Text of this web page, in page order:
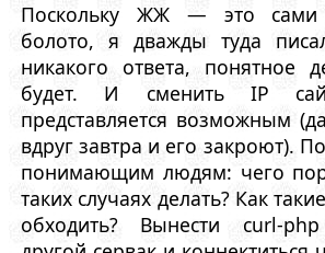
Поскольку ЖЖ — это сами
болото, я дважды туда
никакого ответа, понятное
будет. И сменить IP
представляется возможным
вдруг завтра и его закроют).
понимающим людям: чего
таких случаях делать? Как
обходить? Вынести curl-